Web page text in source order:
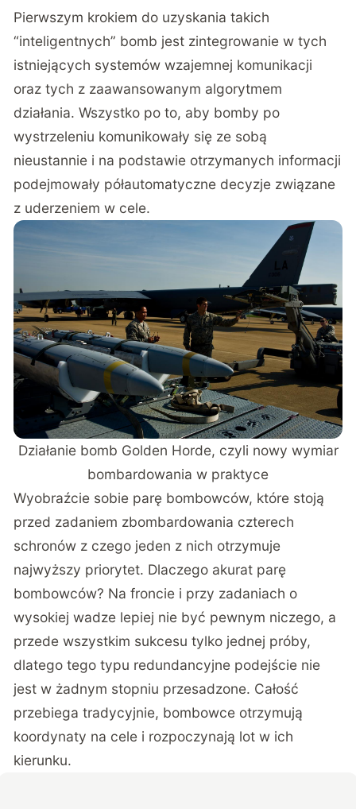
Pierwszym krokiem do uzyskania takich
“inteligentnych” bomb jest zintegrowanie w tych
istniejących systemów wzajemnej komunikacji
oraz tych z zaawansowanym algorytmem
działania. Wszystko po to, aby bomby po
wystrzeleniu komunikowały się ze sobą
nieustannie i na podstawie otrzymanych informacji
podejmowały półautomatyczne decyzje związane
z uderzeniem w cele.
Działanie bomb Golden Horde, czyli nowy wymiar
bombardowania w praktyce
Wyobraźcie sobie parę bombowców, które stoją
przed zadaniem zbombardowania czterech
schronów z czego jeden z nich otrzymuje
najwyższy priorytet. Dlaczego akurat parę
bombowców? Na froncie i przy zadaniach o
wysokiej wadze lepiej nie być pewnym niczego, a
przede wszystkim sukcesu tylko jednej próby,
dlatego tego typu redundancyjne podejście nie
jest w żadnym stopniu przesadzone. Całość
przebiega tradycyjnie, bombowce otrzymują
koordynaty na cele i rozpoczynają lot w ich
kierunku.